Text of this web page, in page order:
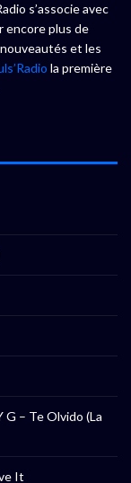
s’associe avec
encore plus de
et les
la première
G – Te Olvido (La
It